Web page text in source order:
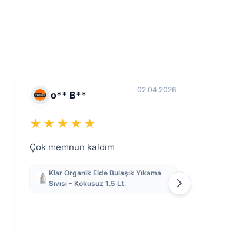
o** B** 02.04.2026
★★★★★
Çok memnun kaldım
Klar Organik Elde Bulaşık Yıkama
Sıvısı - Kokusuz 1.5 Lt.